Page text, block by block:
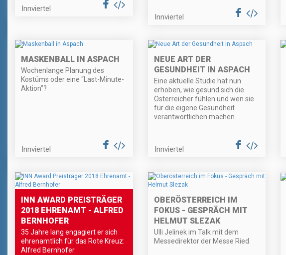
Innviertel
Innviertel
MASKENBALL IN ASPACH
Wochenlange Planung des
Kostüms oder eine “Last-Minute-
Aktion”?
Innviertel
NEUE ART DER
GESUNDHEIT IN ASPACH
Eine aktuelle Studie hat nun
erhoben, wie gesund sich die
Österreicher fühlen und wen sie
für die eigene Gesundheit
verantwortlichen machen.
Innviertel
INN AWARD PREISTRÄGER
2018 EHRENAMT - ALFRED
BERNHOFER
35 Jahre lang engagiert er sich
ehrenamtlich für das Rote Kreuz:
Alfred Bernhofer.
OBERÖSTERREICH IM
FOKUS - GESPRÄCH MIT
HELMUT SLEZAK
Ulli Jelinek im Talk mit dem
Messedirektor der Messe Ried.